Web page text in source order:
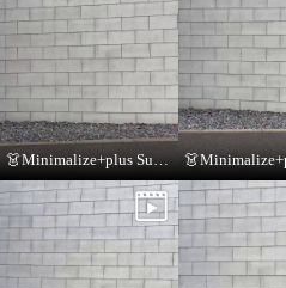
👗Minimalize+plus Summer Collection👗